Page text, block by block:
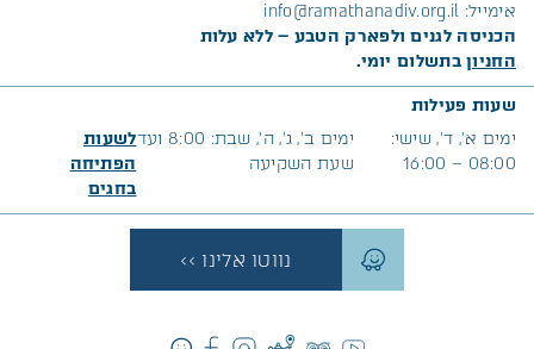
אימייל: info@ramathanadiv.org.il
הכניסה לגנים ולפארק הטבע – ללא עלות
החניוןבתשלום יומי.
שעות פעילות
ימים א׳, ד’, שישי:
08:00 – 16:00
ימים ב’, ג’, ה’, שבת: 8:00 ועד
שעת השקיעה
לשעות
הפתיחה
בחגים
נווטו אלינו >>